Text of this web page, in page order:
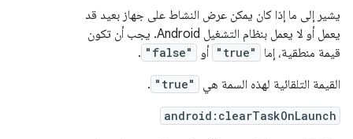
يشير إلى ما إذا كان يمكن عرض النشاط على جهاز بعيد قد
يعمل أو لا يعمل بنظام التشغيل Android. يجب أن تكون
قيمة منطقية، إما
"true" أو "false"
.
القيمة التلقائية لهذه السمة هي
"true"
.
android:clearTaskOnLaunch